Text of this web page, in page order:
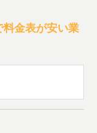
金表が安い業